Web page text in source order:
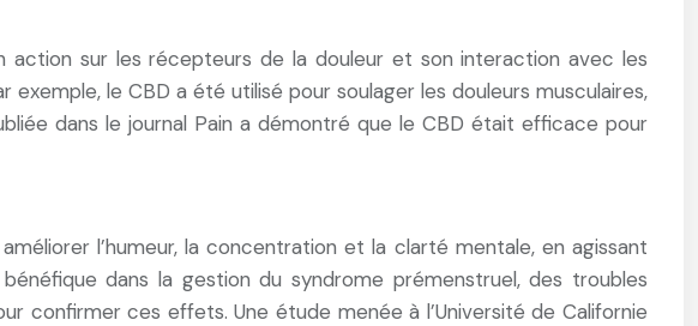
action sur les récepteurs de la douleur et son interaction avec les
le CBD a été utilisé pour soulager les douleurs musculaires,
dans le journal Pain a démontré que le CBD était efficace pour
l’humeur, la concentration et la clarté mentale, en agissant
dans la gestion du syndrome prémenstruel, des troubles
confirmer ces effets. Une étude menée à l’Université de Californie